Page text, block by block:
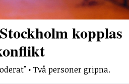
kopplas
• Två personer gripna.